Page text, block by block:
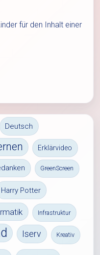
für den Inhalt einer
Deutsch
Erklärvideo
GreenScreen
Harry Potter
Infrastruktur
Iserv Kreativ